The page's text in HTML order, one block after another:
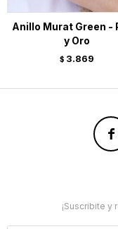
Anillo Murat Green -
y Oro
$ 3.869

¡Suscribite y